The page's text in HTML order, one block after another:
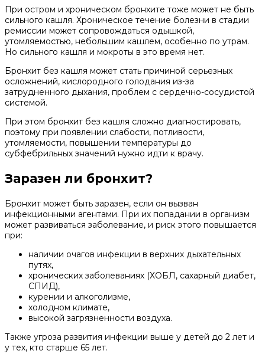
При остром и хроническом бронхите тоже может не быть
сильного кашля. Хроническое течение болезни в стадии
ремиссии может сопровождаться одышкой,
утомляемостью, небольшим кашлем, особенно по утрам.
Но сильного кашля и мокроты в это время нет.
Бронхит без кашля может стать причиной серьезных
осложнений, кислородного голодания из-за
затрудненного дыхания, проблем с сердечно-сосудистой
системой.
При этом бронхит без кашля сложно диагностировать,
поэтому при появлении слабости, потливости,
утомляемости, повышении температуры до
субфебрильных значений нужно идти к врачу.
Заразен ли бронхит?
Бронхит может быть заразен, если он вызван
инфекционными агентами. При их попадании в организм
может развиваться заболевание, и риск этого повышается
при:
наличии очагов инфекции в верхних дыхательных
путях,
хронических заболеваниях (ХОБЛ, сахарный диабет,
СПИД),
курении и алкоголизме,
холодном климате,
высокой загрязненности воздуха.
Также угроза развития инфекции выше у детей до 2 лет и
у тех, кто старше 65 лет.